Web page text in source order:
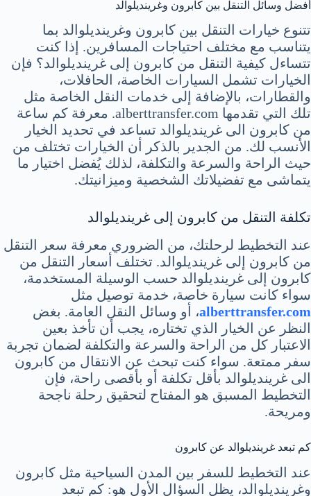
أفضل وسائل التنقل بين كابرون وغرينديلوالد
تتنوع خيارات التنقل بين كابرون وغرينديلوالد بما
يتناسب مع مختلف احتياجات المسافرين. إذا كنت
تتساءل كيفية التنقل من كابرون إلى غرينديلوالد؟ فإن
الخيارات تشمل السيارات الخاصة، الحافلات،
والقطارات، بالإضافة إلى خدمات النقل الخاصة مثل
تلك التي تقدمها alberttransfer.com. معرفة كم ساعة
من كابرون الى غرينديلوالد تساعد في تحديد الخيار
الأنسب لك. من الجدير بالذكر أن الخيارات تختلف من
حيث الراحة والسرعة والتكلفة، لذلك يُفضل اختيار ما
يتماشى مع تفضيلاتك الشخصية وميزانيتك.
تكلفة التنقل من كابرون إلى غرينديلوالد
عند التخطيط لرحلتك، من الضروري معرفة سعر التنقل
من كابرون إلى غرينديلوالد. تختلف أسعار التنقل من
كابرون إلى غرينديلوالد حسب الوسيلة المستخدمة،
سواء كانت سيارة خاصة، خدمة توصيل مثل
alberttransfer.com، أو وسائل النقل العامة. بغض
النظر عن الخيار الذي تختاره، يجب أن تأخذ بعين
الاعتبار كل من الراحة والسرعة والتكلفة لضمان تجربة
سفر ممتعة. سواء كنت تبحث عن الانتقال من كابرون
الى غرينديلوالد بأقل تكلفة أو بأقصى راحة، فإن
التخطيط المسبق هو المفتاح لتحقيق رحلة ناجحة
ومريحة.
كم تبعد غرينديلوالد عن كابرون
عند التخطيط للسفر بين المدن السياحية مثل كابرون
وغرينديلوالد، يظل السؤال الأول هو: كم تبعد